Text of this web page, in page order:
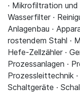
· Mikrofiltration
Wasserfilter ·
Anlagenbau ·
rostendem Stahl ·
Hefe-Zellzähler ·
Prozessanlagen ·
Prozessleittechnik
Schaltgeräte ·